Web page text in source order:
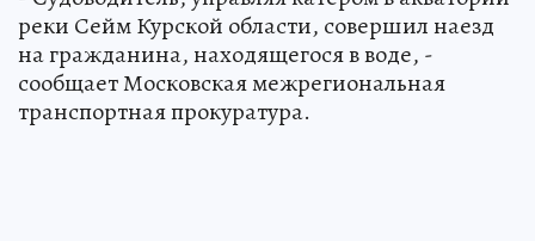
реки Сейм Курской области, совершил наезд
на гражданина, находящегося в воде, -
сообщает Московская межрегиональная
транспортная прокуратура.